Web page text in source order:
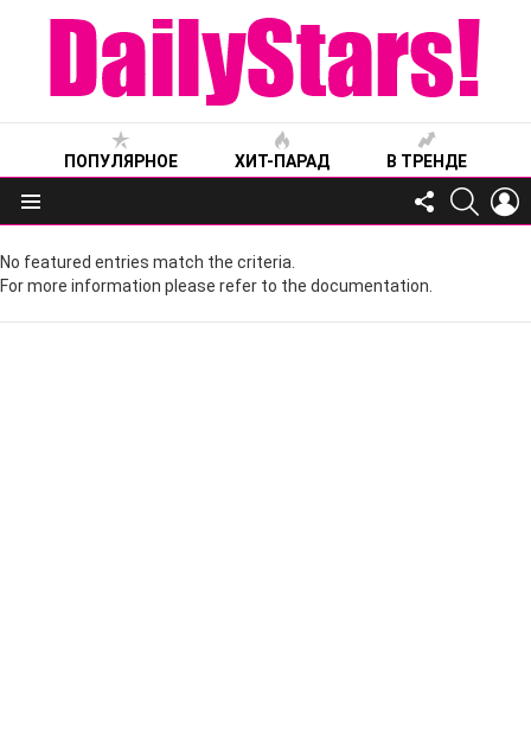
ПОПУЛЯРНОЕ ХИТ-ПАРАД В ТРЕНДЕ
Меню
FOLLOW
US
No featured entries match the criteria.
For more information please refer to the documentation.